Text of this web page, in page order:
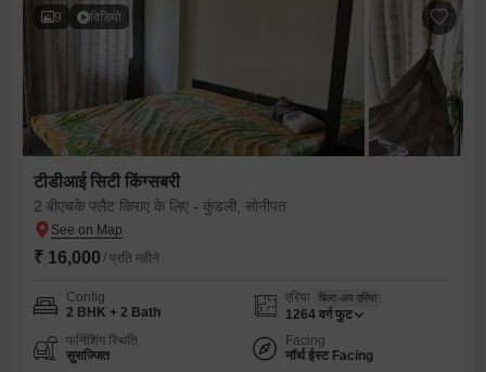
9 विडियो
टीडीआई सिटी किंग्सबरी
2 बीएचके फ्लैट किराए के लिए - कुंडली, सोनीपत
₹ 16,000 / प्रति महीने
Config
2 BHK + 2 Bath
एरिया बिल्ट-अप एरिया
1264 वर्ग फुट
फर्निशिंग स्थिति
सुसज्जित
Facing
नॉर्थ ईस्ट Facing